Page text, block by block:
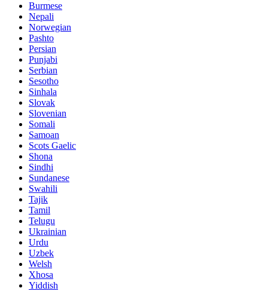
Burmese
Nepali
Norwegian
Pashto
Persian
Punjabi
Serbian
Sesotho
Sinhala
Slovak
Slovenian
Somali
Samoan
Scots Gaelic
Shona
Sindhi
Sundanese
Swahili
Tajik
Tamil
Telugu
Ukrainian
Urdu
Uzbek
Welsh
Xhosa
Yiddish